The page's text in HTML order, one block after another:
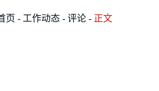
页 工作动态 评论 正文